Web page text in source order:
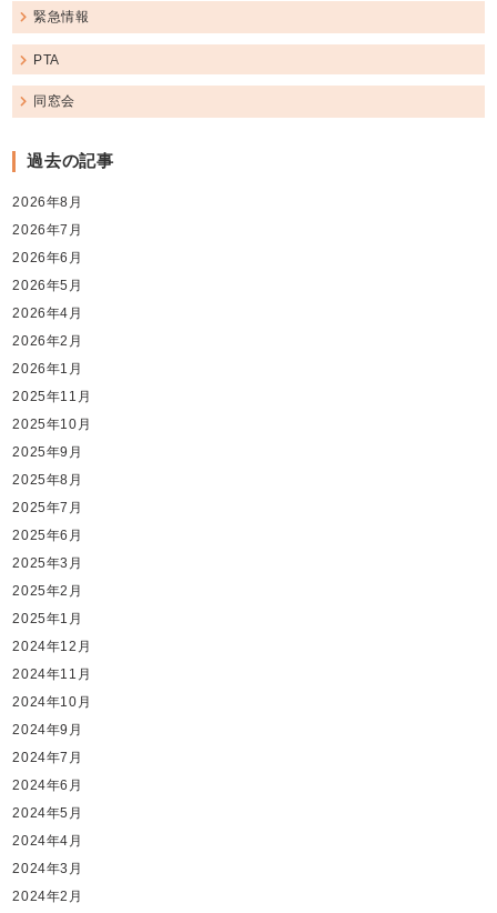
緊急情報
PTA
同窓会
過去の記事
2026年8月
2026年7月
2026年6月
2026年5月
2026年4月
2026年2月
2026年1月
2025年11月
2025年10月
2025年9月
2025年8月
2025年7月
2025年6月
2025年3月
2025年2月
2025年1月
2024年12月
2024年11月
2024年10月
2024年9月
2024年7月
2024年6月
2024年5月
2024年4月
2024年3月
2024年2月